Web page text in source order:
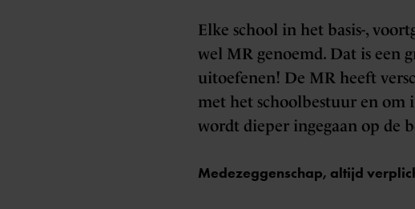
Elke school in het basis-,
wel MR genoemd. Dat is een
uitoefenen! De MR heeft
met het schoolbestuur en
wordt dieper ingegaan op de
Medezeggenschap, altijd